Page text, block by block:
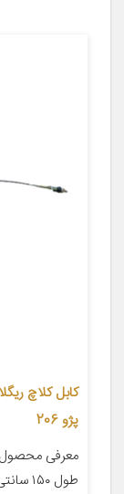
پژو 206
طول ۱۵۰ سانتی‌متر تعداد در بسته‌بندی ۱